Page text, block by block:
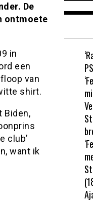
De
ontmoete
in
een
van
shirt.
Biden,
club’
want ik